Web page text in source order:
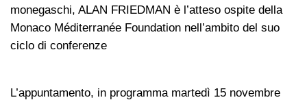
monegaschi, ALAN FRIEDMAN è l’atteso ospite della
Monaco Méditerranée Foundation nell’ambito del suo
ciclo di conferenze
L’appuntamento, in programma martedì 15 novembre